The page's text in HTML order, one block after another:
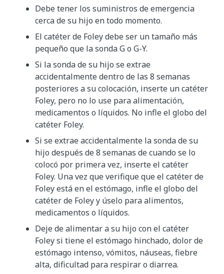
Debe tener los suministros de emergencia
cerca de su hijo en todo momento.
El catéter de Foley debe ser un tamaño más
pequeño que la sonda G o G-Y.
Si la sonda de su hijo se extrae
accidentalmente dentro de las 8 semanas
posteriores a su colocación, inserte un catéter
Foley, pero no lo use para alimentación,
medicamentos o líquidos. No infle el globo del
catéter Foley.
Si se extrae accidentalmente la sonda de su
hijo después de 8 semanas de cuando se lo
colocó por primera vez, inserte el catéter
Foley. Una vez que verifique que el catéter de
Foley está en el estómago, infle el globo del
catéter de Foley y úselo para alimentos,
medicamentos o líquidos.
Deje de alimentar a su hijo con el catéter
Foley si tiene el estómago hinchado, dolor de
estómago intenso, vómitos, náuseas, fiebre
alta, dificultad para respirar o diarrea.